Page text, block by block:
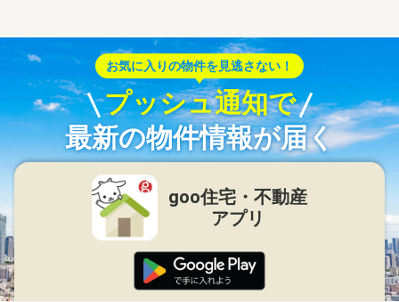
お気に入りの物件を見逃さない！
プッシュ通知で
最新の物件情報が届く
goo住宅・不動産
アプリ